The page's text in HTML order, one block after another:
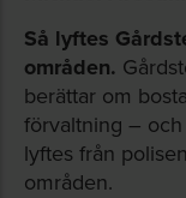
Så lyftes
områden.
berättar om
förvaltning –
lyftes från
områden.